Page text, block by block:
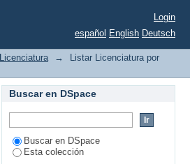
Login
español English Deutsch
Licenciatura →
Listar Licenciatura por
Buscar en DSpace
Buscar en DSpace
Esta colección